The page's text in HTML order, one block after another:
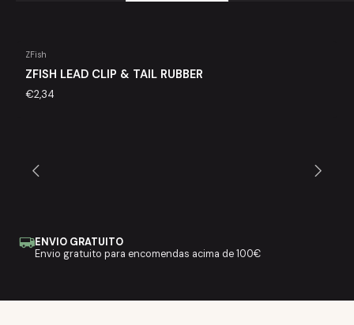
ZFish
ZFISH LEAD CLIP & TAIL RUBBER
€2,34
ENVIO GRATUITO
Envio gratuito para encomendas acima de 100€